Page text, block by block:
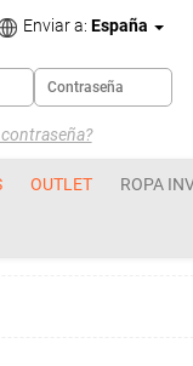
Enviar a: España
OUTLET ROPA